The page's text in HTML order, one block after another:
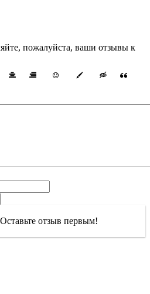
пожалуйста, ваши отзывы к
отзыв первым!